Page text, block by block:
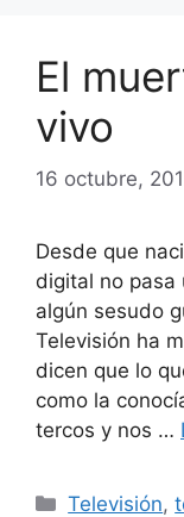
El
vivo
16 octubre,
Desde que
digital no pasa
algún sesudo
Televisión ha
dicen que lo
como la
tercos y nos …
Categorías
Televisión,